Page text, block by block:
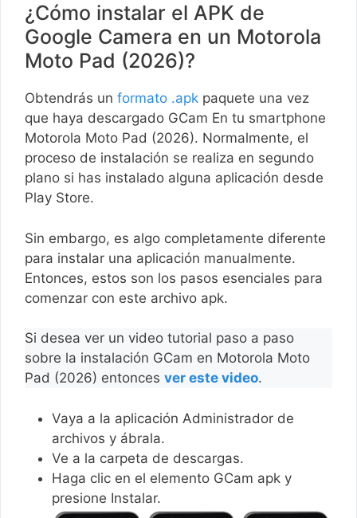
¿Cómo instalar el APK de
Google Camera en un Motorola
Moto Pad (2026)?
Obtendrás un formato .apk paquete una vez
que haya descargado GCam En tu smartphone
Motorola Moto Pad (2026). Normalmente, el
proceso de instalación se realiza en segundo
plano si has instalado alguna aplicación desde
Play Store.
Sin embargo, es algo completamente diferente
para instalar una aplicación manualmente.
Entonces, estos son los pasos esenciales para
comenzar con este archivo apk.
Si desea ver un video tutorial paso a paso
sobre la instalación GCam en Motorola Moto
Pad (2026) entonces ver este video.
Vaya a la aplicación Administrador de
archivos y ábrala.
Ve a la carpeta de descargas.
Haga clic en el elemento GCam apk y
presione Instalar.